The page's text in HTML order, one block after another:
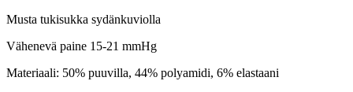
Musta tukisukka sydänkuviolla
Vähenevä paine 15-21 mmHg
Materiaali: 50% puuvilla, 44% polyamidi, 6% elastaani